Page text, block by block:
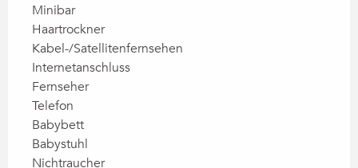
Minibar
Haartrockner
Kabel-/Satellitenfernsehen
Internetanschluss
Fernseher
Telefon
Babybett
Babystuhl
Nichtraucher